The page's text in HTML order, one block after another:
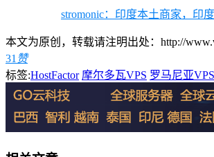
stromonic：印度本土商家，印
本文为原创，转载请注明出处：http://
31 赞
标签:HostFactor 摩尔多瓦VPS 罗马尼亚VPS